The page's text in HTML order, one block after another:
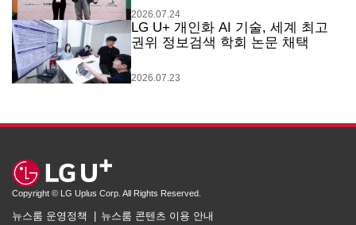
2026.07.24
LG U+ 개인화 AI 기술, 세계 최고
권위 정보검색 학회 논문 채택
2026.07.23
Copyright © LG Uplus Corp. All Rights Reserved.
뉴스룸 운영정책 뉴스룸 콘텐츠 이용 안내